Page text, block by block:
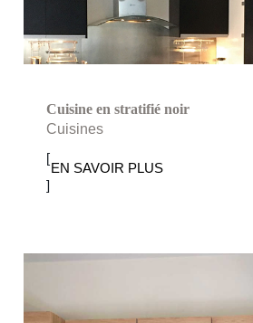
Cuisine en stratifié noir
Cuisines
[
EN SAVOIR PLUS
]